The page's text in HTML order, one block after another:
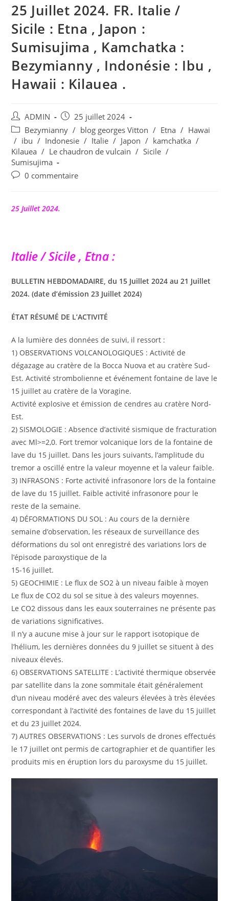
25 Juillet 2024. FR. Italie /
Sicile : Etna , Japon :
Sumisujima , Kamchatka :
Bezymianny , Indonésie : Ibu ,
Hawaii : Kilauea .
Auteur/autrice
de
la
publication :
ADMIN
Publication
publiée :
25 juillet 2024
Post
category:
Bezymianny / blog georges Vitton / Etna / Hawai
/ ibu / Indonesie / Italie / Japon / kamchatka /
Kilauea / Le chaudron de vulcain / Sicile /
Sumisujima
Commentaires
publication :
0 commentaire
25 Juillet 2024.
Italie / Sicile , Etna :
BULLETIN HEBDOMADAIRE, du 15 Juillet 2024 au 21 Juillet
2024. (date d’émission 23 Juillet 2024)
ÉTAT RÉSUMÉ DE L’ACTIVITÉ
A la lumière des données de suivi, il ressort :
1) OBSERVATIONS VOLCANOLOGIQUES : Activité de
dégazage au cratère de la Bocca Nuova et au cratère Sud-
Est. Activité strombolienne et événement fontaine de lave le
15 juillet au cratère de la Voragine.
Activité explosive et émission de cendres au cratère Nord-
Est.
2) SISMOLOGIE : Absence d’activité sismique de fracturation
avec Ml>=2,0. Fort tremor volcanique lors de la fontaine de
lave du 15 juillet. Dans les jours suivants, l’amplitude du
tremor a oscillé entre la valeur moyenne et la valeur faible.
3) INFRASONS : Forte activité infrasonore lors de la fontaine
de lave du 15 juillet. Faible activité infrasonore pour le
reste de la semaine.
4) DÉFORMATIONS DU SOL : Au cours de la dernière
semaine d’observation, les réseaux de surveillance des
déformations du sol ont enregistré des variations lors de
l’épisode paroxystique de la
15-16 juillet.
5) GEOCHIMIE : Le flux de SO2 à un niveau faible à moyen
Le flux de CO2 du sol se situe à des valeurs moyennes.
Le CO2 dissous dans les eaux souterraines ne présente pas
de variations significatives.
Il n’y a aucune mise à jour sur le rapport isotopique de
l’hélium, les dernières données du 9 juillet se situent à des
niveaux élevés.
6) OBSERVATIONS SATELLITE : L’activité thermique observée
par satellite dans la zone sommitale était généralement
d’un niveau modéré avec des valeurs élevées à très élevées
correspondant à l’activité des fontaines de lave du 15 juillet
et du 23 juillet 2024.
7) AUTRES OBSERVATIONS : Les survols de drones effectués
le 17 juillet ont permis de cartographier et de quantifier les
produits mis en éruption lors du paroxysme du 15 juillet.